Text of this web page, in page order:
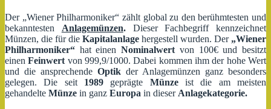
Der „Wiener Philharmoniker“ zählt global zu den berühmtesten und
bekanntesten Anlagemünzen.Dieser Fachbegriff kennzeichnet
Münzen, die für die Kapitalanlage hergestell wurden. Der „Wiener
Philharmoniker“ hat einenNominalwert von 100€ und besitzt
einenFeinwert von 999,9/1000. Dabei kommen ihm der hohe Wert
und die ansprechende Optik der Anlagemünzen ganz besonders
gelegen. Die seit 1989 geprägte Münzeist die am meisten
gehandelte Münze in ganz Europa in dieser Anlagekategorie.